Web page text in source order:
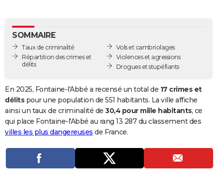
GUIDES D'ACHAT
BONS PLANS
Carte de Noël
Carte Bonne année
Carte Saint-Valentin
Carte Pâques
Carte d'anniversaire
DICTIONNAIRE
Dictionnaire
Biographies
Citations
Expressions
Proverbes
PROGRAMME TV
COPAINS D'AVANT
S'inscrire
Se connecter
Lycées
Collèges
Primaires
Universités
Entreprises
Service militaire
Avis de recherche
AVIS DE DÉCÈS
FORUM
SOMMAIRE
Taux de criminalité
Répartition des crimes et
délits
Vols et cambriolages
Violences et agressions
Drogues et stupéfiants
En 2025, Fontaine-l'Abbé a recensé un total de 17 crimes et
délitspour une population de 551 habitants. La ville affiche
ainsi un taux de criminalité de 30,4 pour mille habitants, ce
qui place Fontaine-l'Abbé au rang 13 287 du classement des
villes les plus dangereuses de France.